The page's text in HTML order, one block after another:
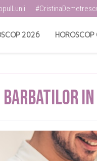
2026
In